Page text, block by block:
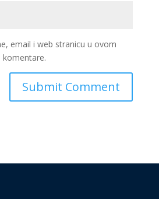
email i web stranicu u ovom
komentare.